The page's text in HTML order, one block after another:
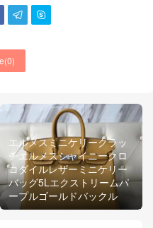
 
0)
エルメスミニケリークラッ
チエルメスシャイニークロ
コダイルレザーミニケリー
バッグ5Lエクストリームパ
ープルゴールドバックル